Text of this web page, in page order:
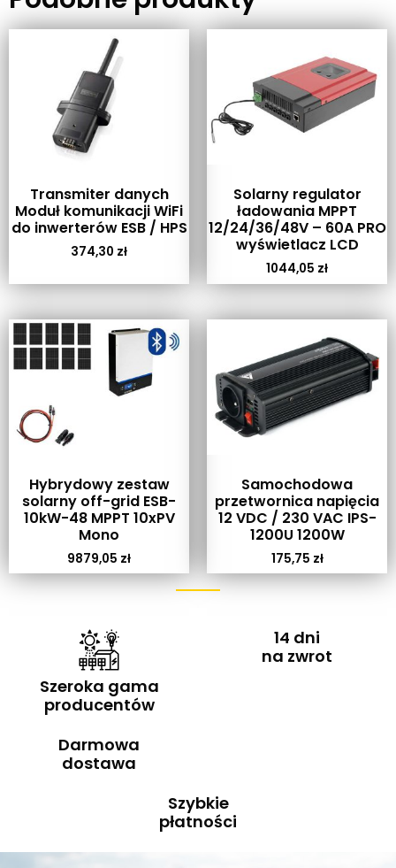
Transmiter danych
Moduł komunikacji WiFi
do inwerterów ESB / HPS
374,30 zł
Solarny regulator
ładowania MPPT
12/24/36/48V – 60A PRO
wyświetlacz LCD
1044,05 zł
Hybrydowy zestaw
solarny off-grid ESB-
10kW-48 MPPT 10xPV
Mono
9879,05 zł
Samochodowa
przetwornica napięcia
12 VDC / 230 VAC IPS-
1200U 1200W
175,75 zł
Szeroka gama
producentów
14 dni
na zwrot
Darmowa
dostawa
Szybkie
płatności